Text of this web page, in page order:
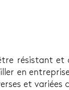
résistant et
en
et variées